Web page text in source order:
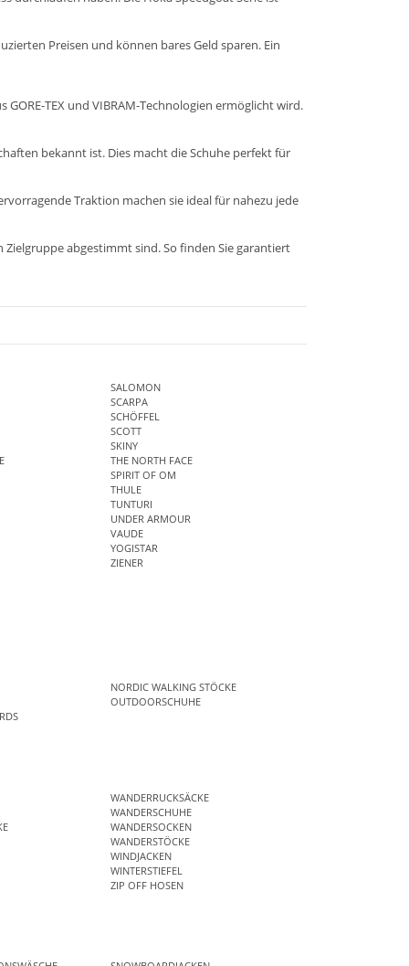
Preisen und können bares Geld sparen. Ein
TEX und VIBRAM-Technologien ermöglicht wird.
bekannt ist. Dies macht die Schuhe perfekt für
Traktion machen sie ideal für nahezu jede
Zielgruppe abgestimmt sind. So finden Sie garantiert
SALOMON
SCARPA
SCHÖFFEL
SCOTT
SKINY
THE NORTH FACE
SPIRIT OF OM
THULE
TUNTURI
UNDER ARMOUR
VAUDE
YOGISTAR
ZIENER
NORDIC WALKING STÖCKE
OUTDOORSCHUHE
WANDERRUCKSÄCKE
WANDERSCHUHE
WANDERSOCKEN
WANDERSTÖCKE
WINDJACKEN
WINTERSTIEFEL
ZIP OFF HOSEN